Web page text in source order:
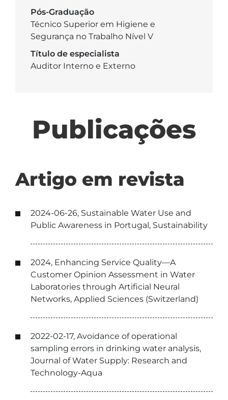
Pós-Graduação
Técnico Superior em Higiene e
Segurança no Trabalho Nível V
Título de especialista
Auditor Interno e Externo
Publicações
Artigo em revista
2024-06-26, Sustainable Water Use and
Public Awareness in Portugal, Sustainability
2024, Enhancing Service Quality—A
Customer Opinion Assessment in Water
Laboratories through Artificial Neural
Networks, Applied Sciences (Switzerland)
2022-02-17, Avoidance of operational
sampling errors in drinking water analysis,
Journal of Water Supply: Research and
Technology-Aqua